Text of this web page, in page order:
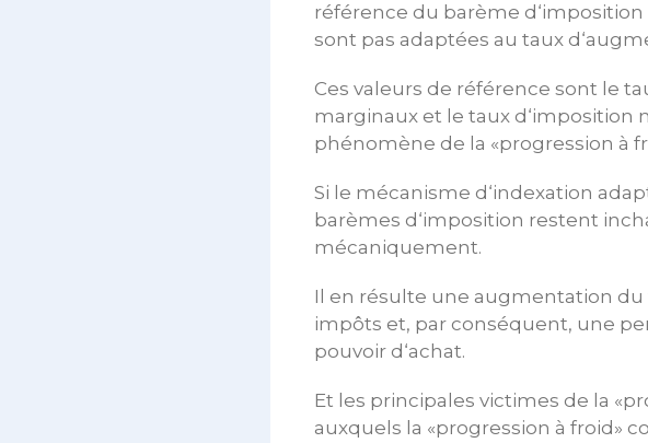
référence du barème
sont pas adaptées au taux
Ces valeurs de référence sont le
marginaux et le taux d‘imposition
phénomène de la «progression à
Si le mécanisme d‘indexation
barèmes d‘imposition restent
mécaniquement.
Il en résulte une augmentation du
impôts et, par conséquent, une
pouvoir d‘achat.
Et les principales victimes de la
auxquels la «progression à froid»